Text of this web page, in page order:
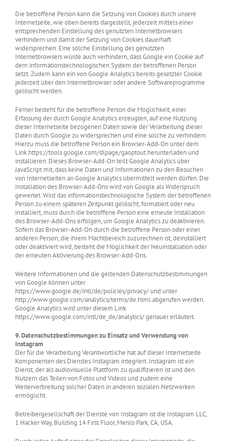
Die betroffene Person kann die Setzung von Cookies durch unsere
Internetseite, wie oben bereits dargestellt, jederzeit mittels einer
entsprechenden Einstellung des genutzten Internetbrowsers
verhindern und damit der Setzung von Cookies dauerhaft
widersprechen. Eine solche Einstellung des genutzten
Internetbrowsers würde auch verhindern, dass Google ein Cookie auf
dem informationstechnologischen System der betroffenen Person
setzt. Zudem kann ein von Google Analytics bereits gesetzter Cookie
jederzeit über den Internetbrowser oder andere Softwareprogramme
gelöscht werden.
Ferner besteht für die betroffene Person die Möglichkeit, einer
Erfassung der durch Google Analytics erzeugten, auf eine Nutzung
dieser Internetseite bezogenen Daten sowie der Verarbeitung dieser
Daten durch Google zu widersprechen und eine solche zu verhindern.
Hierzu muss die betroffene Person ein Browser-Add-On unter dem
Link https://tools.google.com/dlpage/gaoptout herunterladen und
installieren. Dieses Browser-Add-On teilt Google Analytics über
JavaScript mit, dass keine Daten und Informationen zu den Besuchen
von Internetseiten an Google Analytics übermittelt werden dürfen. Die
Installation des Browser-Add-Ons wird von Google als Widerspruch
gewertet. Wird das informationstechnologische System der betroffenen
Person zu einem späteren Zeitpunkt gelöscht, formatiert oder neu
installiert, muss durch die betroffene Person eine erneute Installation
des Browser-Add-Ons erfolgen, um Google Analytics zu deaktivieren.
Sofern das Browser-Add-On durch die betroffene Person oder einer
anderen Person, die ihrem Machtbereich zuzurechnen ist, deinstalliert
oder deaktiviert wird, besteht die Möglichkeit der Neuinstallation oder
der erneuten Aktivierung des Browser-Add-Ons.
Weitere Informationen und die geltenden Datenschutzbestimmungen
von Google können unter
https://www.google.de/intl/de/policies/privacy/ und unter
http://www.google.com/analytics/terms/de.html abgerufen werden.
Google Analytics wird unter diesem Link
https://www.google.com/intl/de_de/analytics/ genauer erläutert.
9. Datenschutzbestimmungen zu Einsatz und Verwendung von
Instagram
Der für die Verarbeitung Verantwortliche hat auf dieser Internetseite
Komponenten des Dienstes Instagram integriert. Instagram ist ein
Dienst, der als audiovisuelle Plattform zu qualifizieren ist und den
Nutzern das Teilen von Fotos und Videos und zudem eine
Weiterverbreitung solcher Daten in anderen sozialen Netzwerken
ermöglicht.
Betreibergesellschaft der Dienste von Instagram ist die Instagram LLC,
1 Hacker Way, Building 14 First Floor, Menlo Park, CA, USA.